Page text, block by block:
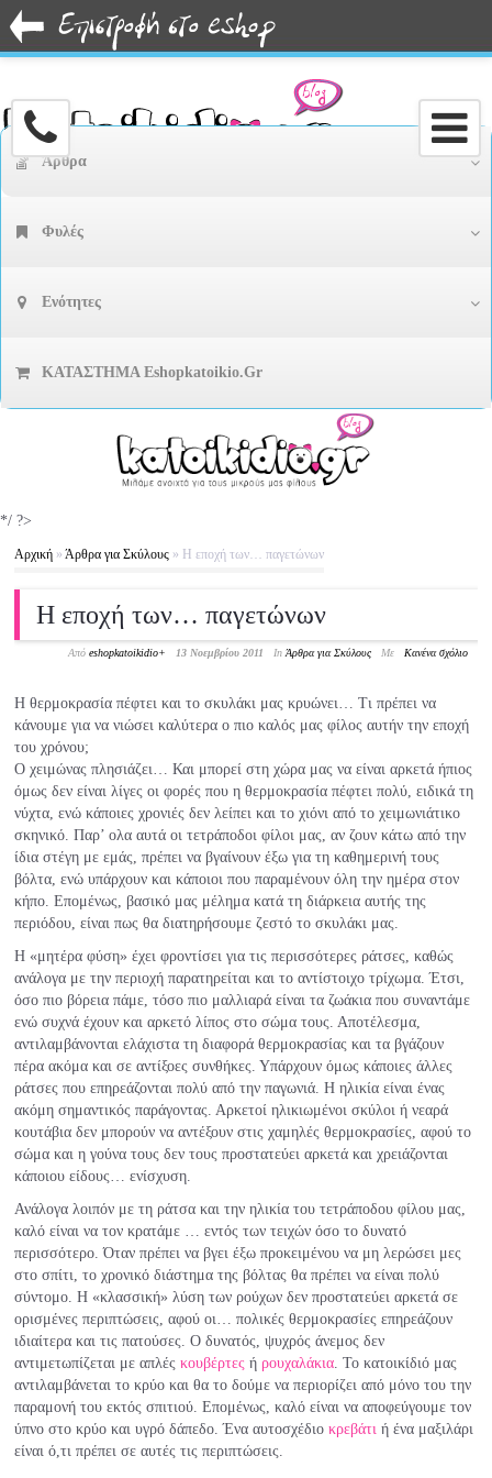
Άρθρα
Φυλές
Ενότητες
ΚΑΤΑΣΤΗΜΑ Eshopkatoikio.gr
*/ ?>
Αρχική »Άρθρα για Σκύλους » Η εποχή των… παγετώνων
Η εποχή των… παγετώνων
Απόeshopkatoikidio+ 13 Νοεμβρίου 2011 InΆρθρα για Σκύλους Με Κανένα σχόλιο
Η θερμοκρασία πέφτει και το σκυλάκι μας κρυώνει… Τι πρέπει να
κάνουμε για να νιώσει καλύτερα ο πιο καλός μας φίλος αυτήν την εποχή
του χρόνου;
Ο χειμώνας πλησιάζει… Και μπορεί στη χώρα μας να είναι αρκετά ήπιος
όμως δεν είναι λίγες οι φορές που η θερμοκρασία πέφτει πολύ, ειδικά τη
νύχτα, ενώ κάποιες χρονιές δεν λείπει και το χιόνι από το χειμωνιάτικο
σκηνικό. Παρ’ ολα αυτά οι τετράποδοι φίλοι μας, αν ζουν κάτω από την
ίδια στέγη με εμάς, πρέπει να βγαίνουν έξω για τη καθημερινή τους
βόλτα, ενώ υπάρχουν και κάποιοι που παραμένουν όλη την ημέρα στον
κήπο. Επομένως, βασικό μας μέλημα κατά τη διάρκεια αυτής της
περιόδου, είναι πως θα διατηρήσουμε ζεστό το σκυλάκι μας.
Η «μητέρα φύση» έχει φροντίσει για τις περισσότερες ράτσες, καθώς
ανάλογα με την περιοχή παρατηρείται και το αντίστοιχο τρίχωμα. Έτσι,
όσο πιο βόρεια πάμε, τόσο πιο μαλλιαρά είναι τα ζωάκια που συναντάμε
ενώ συχνά έχουν και αρκετό λίπος στο σώμα τους. Αποτέλεσμα,
αντιλαμβάνονται ελάχιστα τη διαφορά θερμοκρασίας και τα βγάζουν
πέρα ακόμα και σε αντίξοες συνθήκες. Υπάρχουν όμως κάποιες άλλες
ράτσες που επηρεάζονται πολύ από την παγωνιά. Η ηλικία είναι ένας
ακόμη σημαντικός παράγοντας. Αρκετοί ηλικιωμένοι σκύλοι ή νεαρά
κουτάβια δεν μπορούν να αντέξουν στις χαμηλές θερμοκρασίες, αφού το
σώμα και η γούνα τους δεν τους προστατεύει αρκετά και χρειάζονται
κάποιου είδους… ενίσχυση.
Ανάλογα λοιπόν με τη ράτσα και την ηλικία του τετράποδου φίλου μας,
καλό είναι να τον κρατάμε … εντός των τειχών όσο το δυνατό
περισσότερο. Όταν πρέπει να βγει έξω προκειμένου να μη λερώσει μες
στο σπίτι, το χρονικό διάστημα της βόλτας θα πρέπει να είναι πολύ
σύντομο. Η «κλασσική» λύση των ρούχων δεν προστατεύει αρκετά σε
ορισμένες περιπτώσεις, αφού οι… πολικές θερμοκρασίες επηρεάζουν
ιδιαίτερα και τις πατούσες. Ο δυνατός, ψυχρός άνεμος δεν
αντιμετωπίζεται με απλέςκουβέρτες ή ρουχαλάκια. Το κατοικίδιό μας
αντιλαμβάνεται το κρύο και θα το δούμε να περιορίζει από μόνο του την
παραμονή του εκτός σπιτιού. Επομένως, καλό είναι να αποφεύγουμε τον
ύπνο στο κρύο και υγρό δάπεδο. Ένα αυτοσχέδιοκρεβάτι ή ένα μαξιλάρι
είναι ό,τι πρέπει σε αυτές τις περιπτώσεις.